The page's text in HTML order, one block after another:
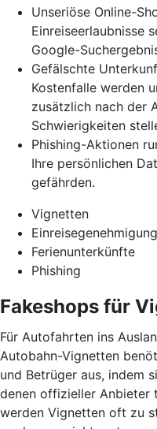
Unseriöse Online-
Einreiseerlaubnisse
Google-
Gefälschte
Kostenfalle werden
zusätzlich nach der
Schwierigkeiten
Phishing-Aktionen
Ihre persönlichen
gefährden.
Vignetten
Ferienunterkünfte
Phishing
Fakeshops für
Für Autofahrten ins
Autobahn-Vignetten
und Betrüger aus, indem
denen offizieller Anbieter
werden Vignetten oft zu